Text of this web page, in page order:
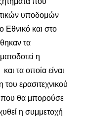
υποδομών
Εθνικό και στο
τα
η
τα οποία είναι
του ερασιτεχνικού
που θα μπορούσε
η συμμετοχή